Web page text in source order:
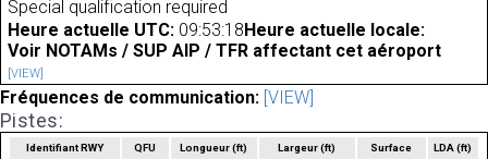
Special qualification required
Heure actuelle UTC: 09:53:18 Heure actuelle locale:
Voir NOTAMs / SUP AIP / TFR affectant cet aéroport
[VIEW]
Fréquences de communication: [VIEW]
Pistes:
Identifiant RWY QFU Longueur(ft) Largeur(ft) Surface LDA(ft)